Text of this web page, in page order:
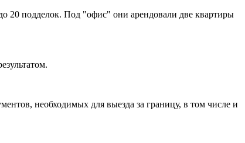
20 подделок. Под "офис" они арендовали две квартиры
необходимых для выезда за границу, в том числе и